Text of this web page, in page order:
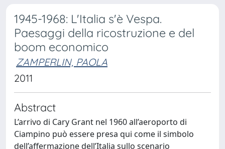
1945-1968: L'Italia s'è Vespa.
Paesaggi della ricostruzione e del
boom economico
ZAMPERLIN, PAOLA
2011
Abstract
L’arrivo di Cary Grant nel 1960 all’aeroporto di
Ciampino può essere presa qui come il simbolo
dell’affermazione dell’Italia sullo scenario